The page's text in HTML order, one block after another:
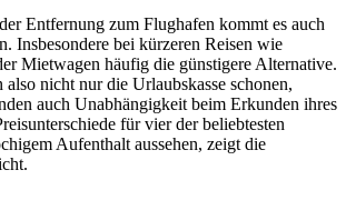
Entfernung zum Flughafen kommt es auch
Insbesondere bei kürzeren Reisen wie
Mietwagen häufig die günstigere Alternative.
nicht nur die Urlaubskasse schonen,
auch Unabhängigkeit beim Erkunden ihres
für vier der beliebtesten
Aufenthalt aussehen, zeigt die